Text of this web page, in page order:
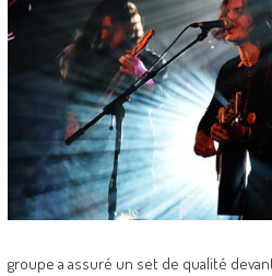
groupe a assuré un set de qualité